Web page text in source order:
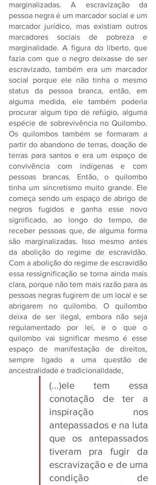
marginalizadas. A escravização da
pessoa negra é um marcador social e um
marcador jurídico, mas existiam outros
marcadores sociais de pobreza e
marginalidade. A figura do liberto, que
fazia com que o negro deixasse de ser
escravizado, também era um marcador
social porque ele não tinha o mesmo
status da pessoa branca, então, em
alguma medida, ele também poderia
procurar algum tipo de refúgio, alguma
espécie de sobrevivência no Quilombo.
Os quilombos também se formaram a
partir do abandono de terras, doação de
terras para santos e era um espaço de
convivência com indígenas e com
pessoas brancas. Então, o quilombo
tinha um sincretismo muito grande. Ele
começa sendo um espaço de abrigo de
negros fugidos e ganha esse novo
significado, ao longo do tempo, de
receber pessoas que, de alguma forma
são marginalizadas. Isso mesmo antes
da abolição do regime de escravidão.
Com a abolição do regime de escravidão
essa ressignificação se torna ainda mais
clara, porque não tem mais razão para as
pessoas negras fugirem de um local e se
abrigarem no quilombo. O quilombo
deixa de ser ilegal, embora não seja
regulamentado por lei, e o que o
quilombo vai significar mesmo é esse
espaço de manifestação de direitos,
sempre ligado a uma questão de
ancestralidade e tradicionalidade,
(...)ele tem essa
conotação de ter a
inspiração nos
antepassados e na luta
que os antepassados
tiveram pra fugir da
escravização e de uma
condição de